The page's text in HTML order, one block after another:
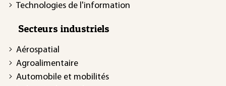
Technologies de l'information
Secteurs industriels
Aérospatial
Agroalimentaire
Automobile et mobilités